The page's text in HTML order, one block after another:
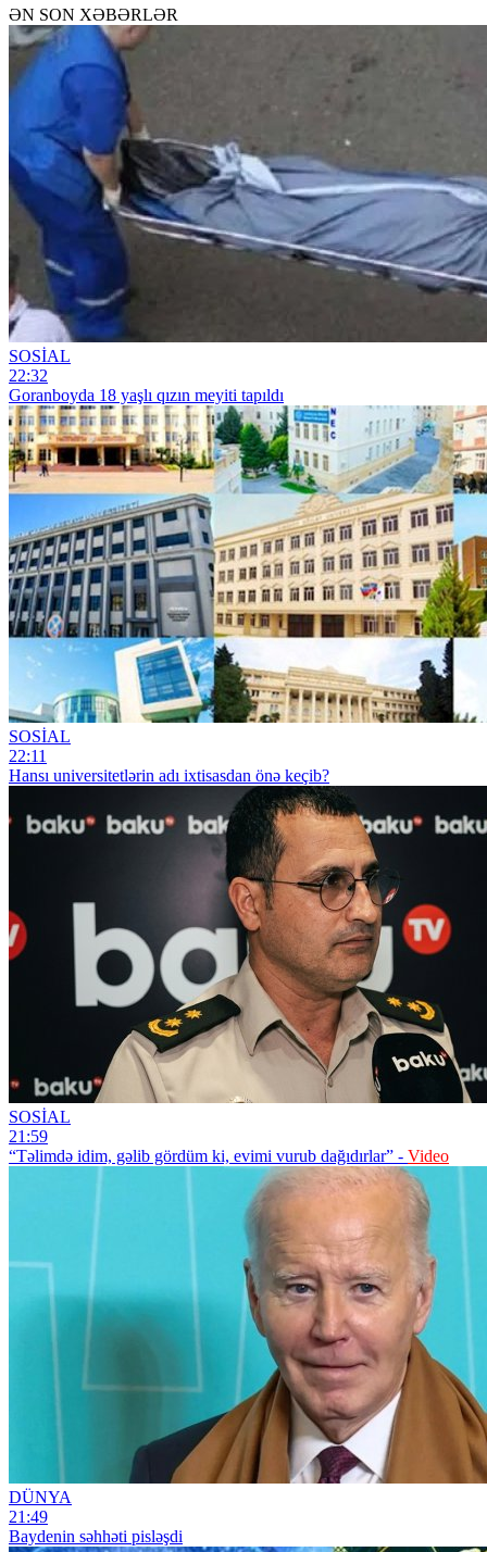
ƏN SON XƏBƏRLƏR
SOSİAL
22:32
Goranboyda 18 yaşlı qızın meyiti tapıldı
SOSİAL
22:11
Hansı universitetlərin adı ixtisasdan önə keçib?
SOSİAL
21:59
“Təlimdə idim, gəlib gördüm ki, evimi vurub dağıdırlar” - Video
DÜNYA
21:49
Baydenin səhhəti pisləşdi